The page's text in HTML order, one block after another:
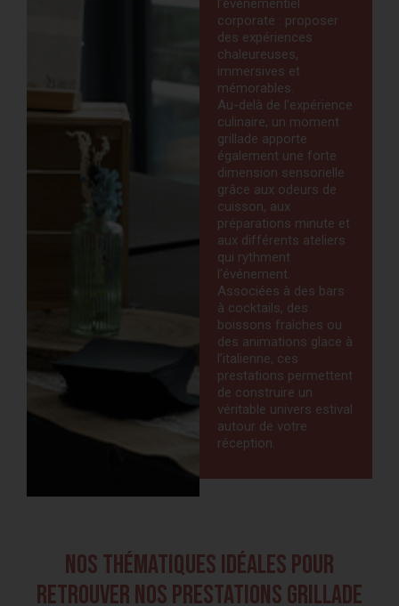
l’événementiel
corporate : proposer
des expériences
chaleureuses,
immersives et
mémorables.
Au-delà de l’expérience
culinaire, un moment
grillade apporte
également une forte
dimension sensorielle
grâce aux odeurs de
cuisson, aux
préparations minute et
aux différents ateliers
qui rythment
l’événement.
Associées à des bars
à cocktails, des
boissons fraîches ou
des animations glace à
l’italienne, ces
prestations permettent
de construire un
véritable univers estival
autour de votre
réception.
Nos thématiques idéales pour
retrouver nos prestations grillade